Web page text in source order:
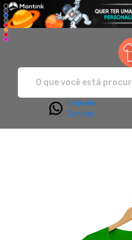
Entre em
Contato